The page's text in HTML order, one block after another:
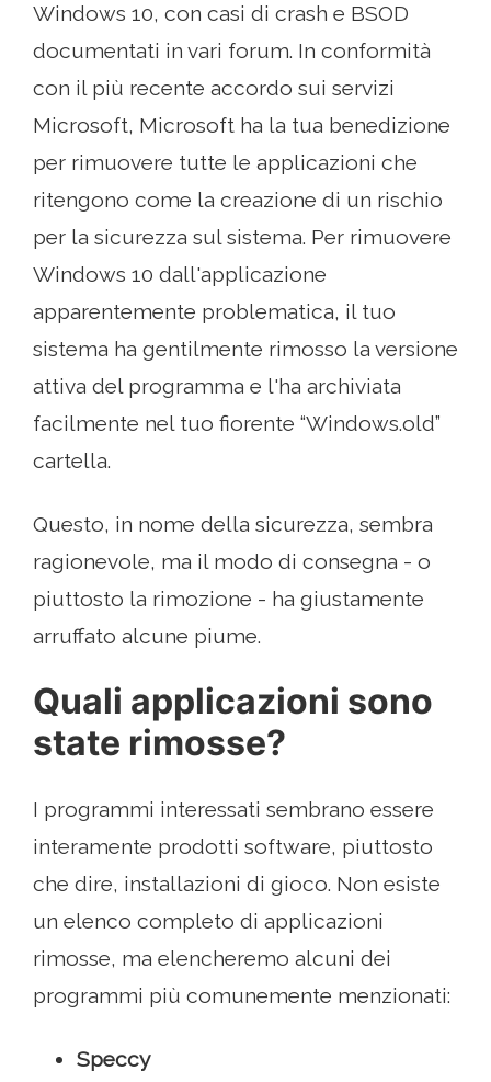
Windows 10, con casi di crash e BSOD
documentati in vari forum. In conformità
con il più recente accordo sui servizi
Microsoft, Microsoft ha la tua benedizione
per rimuovere tutte le applicazioni che
ritengono come la creazione di un rischio
per la sicurezza sul sistema. Per rimuovere
Windows 10 dall'applicazione
apparentemente problematica, il tuo
sistema ha gentilmente rimosso la versione
attiva del programma e l'ha archiviata
facilmente nel tuo fiorente “Windows.old”
cartella.
Questo, in nome della sicurezza, sembra
ragionevole, ma il modo di consegna - o
piuttosto la rimozione - ha giustamente
arruffato alcune piume.
Quali applicazioni sono
state rimosse?
I programmi interessati sembrano essere
interamente prodotti software, piuttosto
che dire, installazioni di gioco. Non esiste
un elenco completo di applicazioni
rimosse, ma elencheremo alcuni dei
programmi più comunemente menzionati:
Speccy